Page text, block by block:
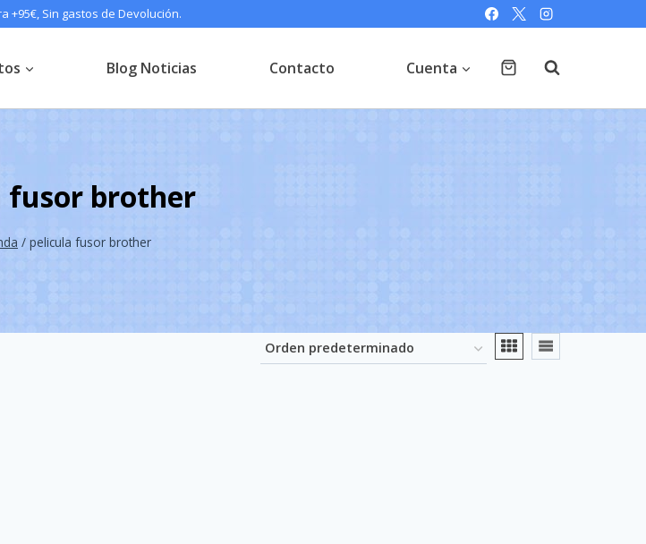
+95€, Sin gastos de Devolución.
Blog Noticias Contacto Cuenta
fusor brother
/ pelicula fusor brother